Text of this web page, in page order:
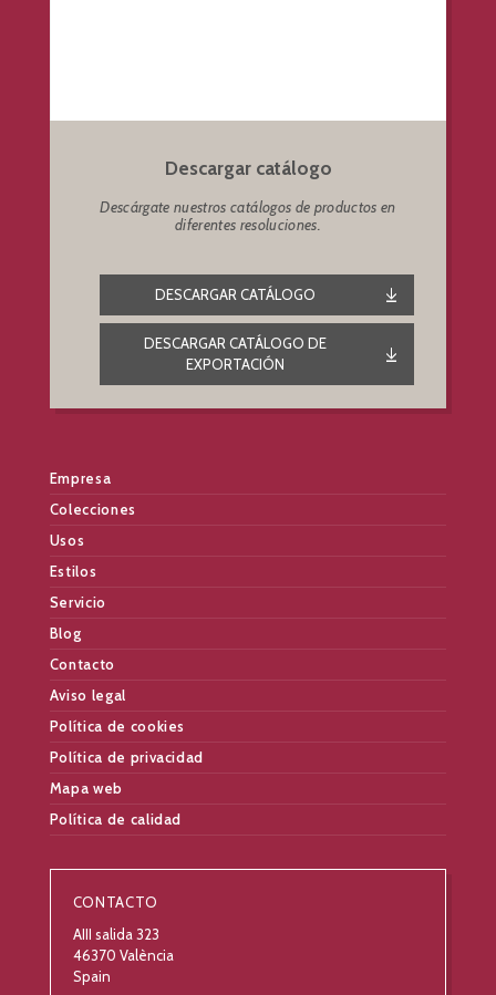
Descargar catálogo
Descárgate nuestros catálogos de productos en
diferentes resoluciones.
DESCARGAR CATÁLOGO
DESCARGAR CATÁLOGO DE
EXPORTACIÓN
Empresa
Colecciones
Usos
Estilos
Servicio
Blog
Contacto
Aviso legal
Política de cookies
Política de privacidad
Mapa web
Política de calidad
CONTACTO
AIII salida 323
46370 València
Spain